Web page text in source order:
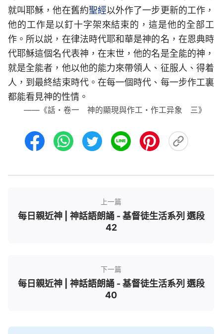
就叫耶穌，他在舊約聖經以外作了一步更新的工作，
他的工作是以釘十字架來結束的，這是他的全部工
作。所以説，在律法時代耶和華是神的名，在恩典時
代耶穌這個名代表神，在末世，他的名是全能的神，
就是全能者，他以他的能力來帶領人、征服人、得着
人，到最終結束時代。在每一個時代、每一步作工裏
都能看見神的性情。
——《話・卷一 神的顯現與作工・作工异象 三》
上一篇
每日親近神 | 神話語朗誦 - 基督徒生活系列 選段
42
下一篇
每日親近神 | 神話語朗誦 - 基督徒生活系列 選段
40